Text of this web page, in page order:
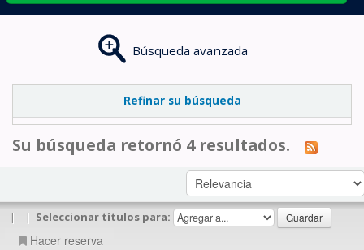
Búsqueda avanzada
Refinar su búsqueda
Su búsqueda retornó 4 resultados.
| | Seleccionar títulos para:
Hacer reserva